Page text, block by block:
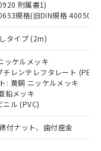
附属書1)
規格(旧DIN規格 40050
タイプ (2m)
ッケルメッキ
レンテレフタレート (PBT)
: 黄銅 ニッケルメッキ
鉛メッキ
ニル (PVC)
付ナット、歯付座金
当社販売拠
」をご確認
果を当社の
洩または開
。
ト作成サー
は、I-Web
いる必要が
で当社にご
閾値を超える意
。
より、予定
ド
べてが基
いて有害物
な影響を
部門へお問
たはその他
置等に一切
に販売する
の内容を当
た当社は、
関係者が違
場合は、取
状況につ
引先、ま
ロン制御
員にご確
庫状況の
機種